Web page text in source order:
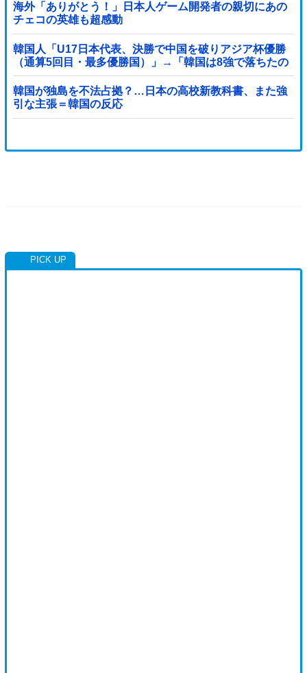
海外「ありがとう！」日本人ゲーム開発者の親切にあの
チェコの英雄も超感動
韓国人「U17日本代表、決勝で中国を破りアジア杯優勝
（通算5回目・最多優勝国）」→「韓国は8強で落ちたの
に・・・もう越えられない壁になってしまったね」「韓
国は監督の問題が大きい」「日本はもうどんなに精神勝
利したところで超えられない壁である」
韓国が独島を不法占拠？…日本の高校新教科書、また強
引な主張＝韓国の反応